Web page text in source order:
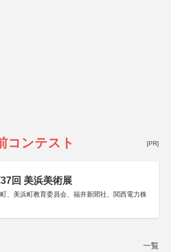
コンテスト [PR]
回 美浜美術展
、美浜町教育委員会、福井新聞社、関西電力株
一覧